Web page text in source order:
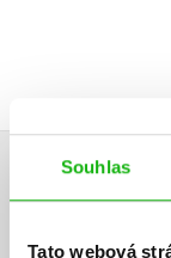
Souhlas
Tato webová
HODNOCENÍ
V současné době